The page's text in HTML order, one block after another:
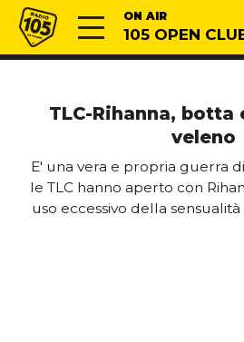
Vai al contenuto
Radio 105 ON AIR
105 OPEN
TLC-Rihanna, botta
veleno
E' una vera e propria guerra
le TLC hanno aperto con
uso eccessivo della